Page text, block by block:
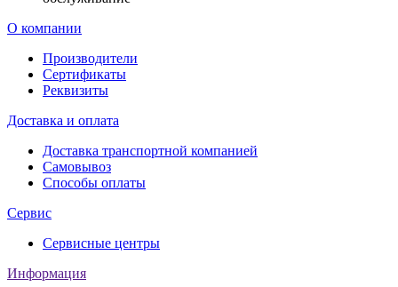
О компании
Производители
Сертификаты
Реквизиты
Доставка и оплата
Доставка транспортной компанией
Самовывоз
Способы оплаты
Сервис
Сервисные центры
Информация